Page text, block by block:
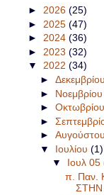
► 2026 (25)
► 2025 (47)
► 2024 (36)
► 2023 (32)
▼ 2022 (34)
► Δεκεμβρίου
► Νοεμβρίου
► Οκτωβρίου
►
► Αυγούστου
▼ Ιουλίου (1)
▼ Ιουλ 05
π. Παν.
ΣΤΗΝ